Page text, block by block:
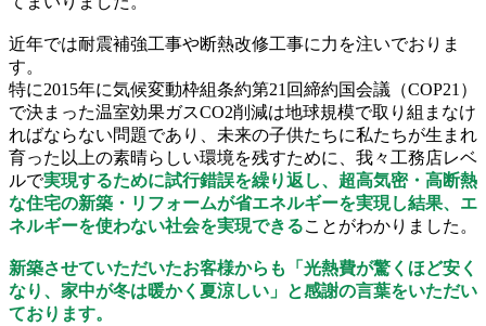
近年では耐震補強工事や断熱改修工事に力を注いでおりま
す。
特に2015年に気候変動枠組条約第21回締約国会議（COP21）
で決まった温室効果ガスCO2削減は地球規模で取り組まなけ
ればならない問題であり、未来の子供たちに私たちが生まれ
育った以上の素晴らしい環境を残すために、我々工務店レベ
ルで実現するために試行錯誤を繰り返し、超高気密・高断熱
な住宅の新築・リフォームが省エネルギーを実現し結果、エ
ネルギーを使わない社会を実現できることがわかりました。
新築させていただいたお客様からも「光熱費が驚くほど安く
なり、家中が冬は暖かく夏涼しい」と感謝の言葉をいただい
ております。